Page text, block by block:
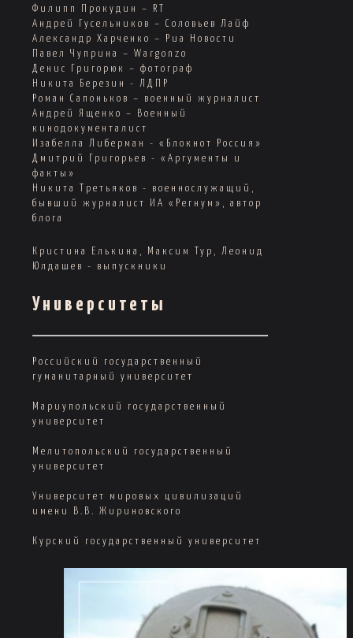
Филипп Прокудин – RT
Андрей Гусельников – Соловьев Лайф
Александр Харченко – Риа Новости
Павел Чуприна – Wargonzo
Денис Григорюк – фотограф
Никита Березин - ЛДПР
Роман Сапоньков – военный журналист
Андрей Ященко – Военный
кинодокументалист
Изабелла Либерман - «Блокнот Россия»
Дмитрий Григорьев - «Аргументы и
факты»
Никита Третьяков - военнослужащий,
бывший журналист ИА «Регнум», автор
блога
Кристина Елькина, Максим Тур, Леонид
Юлдашев - выпускники
Университеты
Российский государственный
гуманитарный университет
Мариупольский государственный
университет
Мелитопольский государственный
университет
Университет мировых цивилизаций
имени В.В. Жириновского
Курский государственный университет